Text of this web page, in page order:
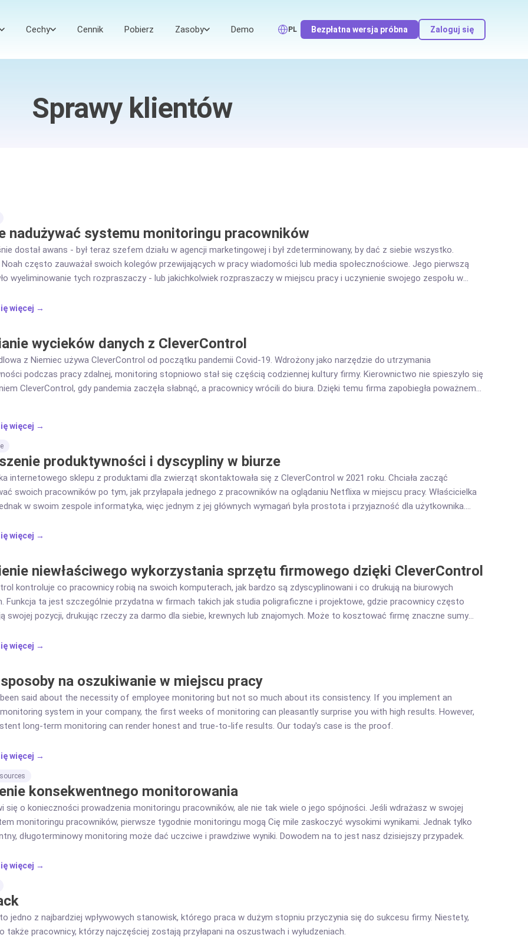
Cechy Cennik Pobierz Zasoby Demo PL Bezpłatna wersja próbna Zaloguj się
Sprawy klientów
nadużywać systemu monitoringu pracowników
dostał awans - był teraz szefem działu w agencji marketingowej i był zdeterminowany, by dać z siebie wszystko.
często zauważał swoich kolegów przewijających w pracy wiadomości lub media społecznościowe. Jego pierwszą
wyeliminowanie tych rozpraszaczy - lub jakichkolwiek rozpraszaczy w miejscu pracy i uczynienie swojego zespołu w
więcej →
wycieków danych z CleverControl
z Niemiec używa CleverControl od początku pandemii Covid-19. Wdrożony jako narzędzie do utrzymania
podczas pracy zdalnej, monitoring stopniowo stał się częścią codziennej kultury firmy. Kierownictwo nie spieszyło się
CleverControl, gdy pandemia zaczęła słabnąć, a pracownicy wrócili do biura. Dzięki temu firma zapobiegła poważnemu
więcej →
produktywności i dyscypliny w biurze
internetowego sklepu z produktami dla zwierząt skontaktowała się z CleverControl w 2021 roku. Chciała zacząć
swoich pracowników po tym, jak przyłapała jednego z pracowników na oglądaniu Netflixa w miejscu pracy. Właścicielka
w swoim zespole informatyka, więc jednym z jej głównych wymagań była prostota i przyjazność dla użytkownika.
funkcjonalności.
więcej →
niewłaściwego wykorzystania sprzętu firmowego dzięki CleverControl
kontroluje co pracownicy robią na swoich komputerach, jak bardzo są zdyscyplinowani i co drukują na biurowych
Funkcja ta jest szczególnie przydatna w firmach takich jak studia poligraficzne i projektowe, gdzie pracownicy często
swojej pozycji, drukując rzeczy za darmo dla siebie, krewnych lub znajomych. Może to kosztować firmę znaczne sumy
więcej →
na oszukiwanie w miejscu pracy
said about the necessity of employee monitoring but not so much about its consistency. If you implement an
system in your company, the first weeks of monitoring can pleasantly surprise you with high results. However,
long-term monitoring can render honest and true-to-life results. Our today's case is the proof.
więcej →
konsekwentnego monitorowania
się o konieczności prowadzenia monitoringu pracowników, ale nie tak wiele o jego spójności. Jeśli wdrażasz w swojej
monitoringu pracowników, pierwsze tygodnie monitoringu mogą Cię mile zaskoczyć wysokimi wynikami. Jednak tylko
długoterminowy monitoring może dać uczciwe i prawdziwe wyniki. Dowodem na to jest nasz dzisiejszy przypadek.
więcej →
jedno z najbardziej wpływowych stanowisk, którego praca w dużym stopniu przyczynia się do sukcesu firmy. Niestety,
także pracownicy, którzy najczęściej zostają przyłapani na oszustwach i wyłudzeniach.